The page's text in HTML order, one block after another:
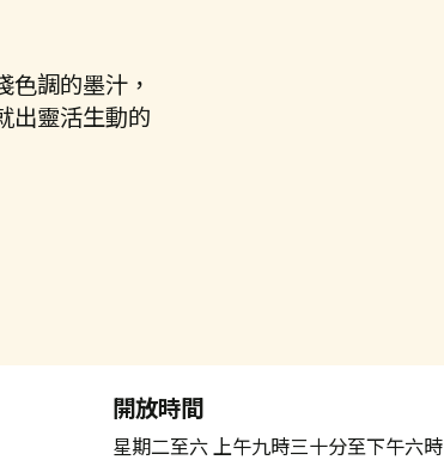
色調的墨汁，
出靈活生動的
開放時間
星期二至六 上午九時三十分至下午六時